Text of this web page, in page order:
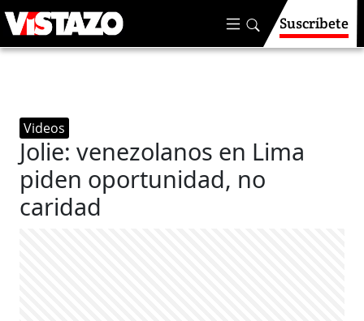
Suscríbete
Videos
Jolie: venezolanos en Lima
piden oportunidad, no
caridad